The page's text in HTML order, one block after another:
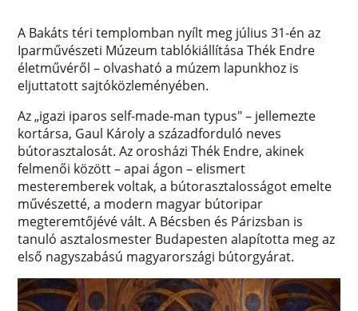
A Bakáts téri templomban nyílt meg július 31-én az
Iparművészeti Múzeum tablókiállítása Thék Endre
életművéről – olvasható a múzem lapunkhoz is
eljuttatott sajtóközleményében.
Az „igazi iparos self-made-man typus" – jellemezte
kortársa, Gaul Károly a századforduló neves
bútorasztalosát. Az orosházi Thék Endre, akinek
felmenői között – apai ágon – elismert
mesteremberek voltak, a bútorasztalosságot emelte
művészetté, a modern magyar bútoripar
megteremtőjévé vált. A Bécsben és Párizsban is
tanuló asztalosmester Budapesten alapította meg az
első nagyszabású magyarországi bútorgyárat.